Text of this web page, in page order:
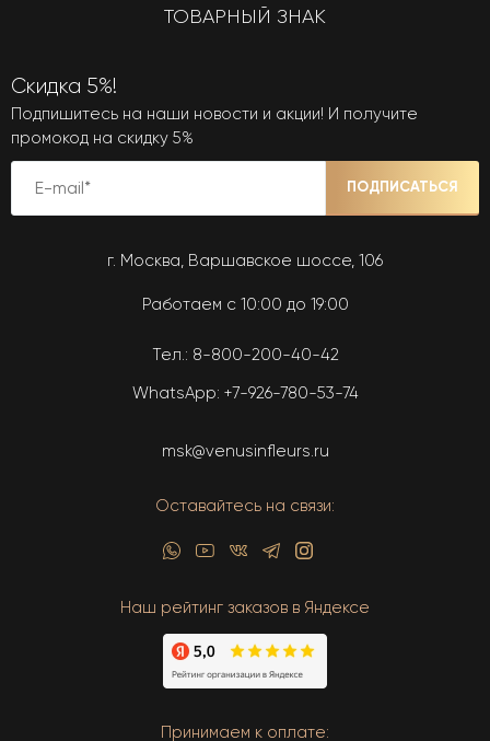
ТОВАРНЫЙ ЗНАК
Скидка 5%!
Подпишитесь на наши новости и акции! И получите
промокод на скидку 5%
ПОДПИСАТЬСЯ
г. Москва, Варшавское шоссе, 106
Работаем с 10:00 до 19:00
Тел.: 8-800-200-40-42
WhatsApp: +7-926-780-53-74
msk@venusinfleurs.ru
Оставайтесь на связи:
Наш рейтинг заказов в Яндексе
Принимаем к оплате: